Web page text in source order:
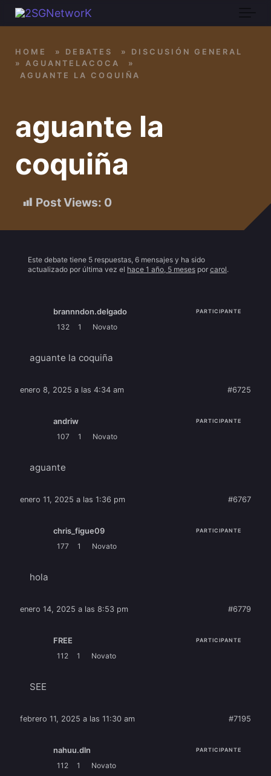
Skip to main content
aguante la
coquiña
Post Views: 0
HOME » DEBATES »
DISCUSIÓN GENERAL
»
AGUANTELACOCA
»
AGUANTE LA COQUIÑA
Este debate tiene 5 respuestas, 6 mensajes y ha sido
actualizado por última vez el hace 1 año, 5 meses por carol.
brannndon.delgado PARTICIPANTE
132 1 Novato
aguante la coquiña
enero 8, 2025 a las 4:34 am #6725
andriw PARTICIPANTE
107 1 Novato
aguante
enero 11, 2025 a las 1:36 pm #6767
chris_figue09 PARTICIPANTE
177 1 Novato
hola
enero 14, 2025 a las 8:53 pm #6779
FREE PARTICIPANTE
112 1 Novato
SEE
febrero 11, 2025 a las 11:30 am #7195
nahuu.dln PARTICIPANTE
112 1 Novato